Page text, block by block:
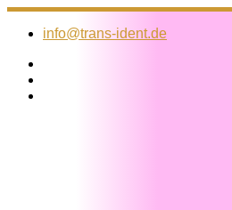
Zum
Inhalt
info@trans-ident.de